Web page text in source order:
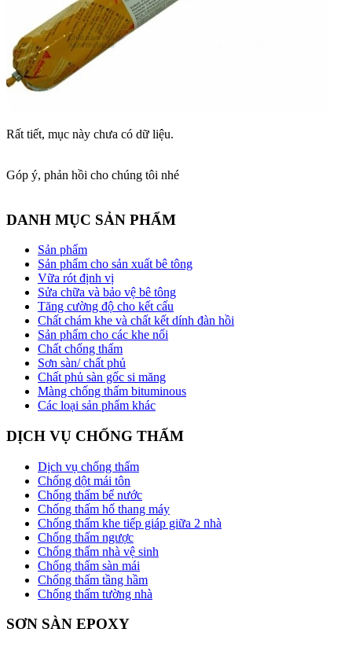
Rất tiết, mục này chưa có dữ liệu.
Góp ý, phản hồi cho chúng tôi nhé
DANH MỤC SẢN PHẨM
Sản phẩm
Sản phẩm cho sản xuất bê tông
Vữa rót định vị
Sửa chữa và bảo vệ bê tông
Tăng cường độ cho kết cấu
Chất chám khe và chất kết dính đàn hồi
Sản phẩm cho các khe nối
Chất chống thấm
Sơn sàn/ chất phủ
Chất phủ sàn gốc si măng
Màng chống thấm bituminous
Các loại sản phẩm khác
DỊCH VỤ CHỐNG THẤM
Dịch vụ chống thấm
Chống dột mái tôn
Chống thấm bể nước
Chống thấm hố thang máy
Chống thấm khe tiếp giáp giữa 2 nhà
Chống thấm ngược
Chống thấm nhà vệ sinh
Chống thấm sàn mái
Chống thấm tầng hầm
Chống thấm tường nhà
SƠN SÀN EPOXY